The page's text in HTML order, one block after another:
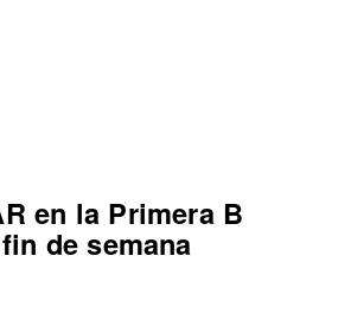
en la Primera B
de semana